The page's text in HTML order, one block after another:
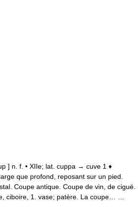
] n. f. • XIIe; lat. cuppa → cuve 1 ♦
que profond, reposant sur un pied.
Coupe antique. Coupe de vin, de ciguë.
ciboire, 1. vase; patère. La coupe… …